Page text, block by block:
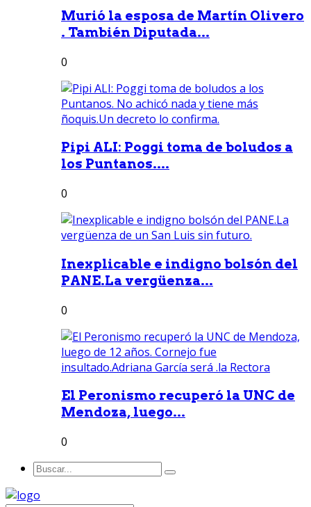
Murió la esposa de Martín Olivero
. También Diputada...
0
Pipi ALI: Poggi toma de boludos a
los Puntanos....
0
Inexplicable e indigno bolsón del
PANE.La vergüenza...
0
El Peronismo recuperó la UNC de
Mendoza, luego...
0